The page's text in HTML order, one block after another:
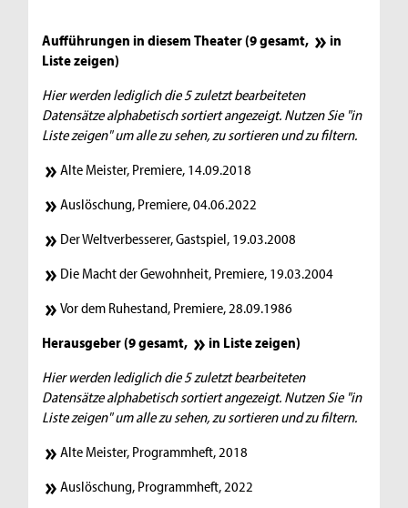
Aufführungen in diesem Theater (9 gesamt,
in
Liste zeigen)
Hier werden lediglich die 5 zuletzt bearbeiteten
Datensätze alphabetisch sortiert angezeigt. Nutzen Sie "in
Liste zeigen" um alle zu sehen, zu sortieren und zu filtern.
Alte Meister, Premiere, 14.09.2018
Auslöschung, Premiere, 04.06.2022
Der Weltverbesserer, Gastspiel, 19.03.2008
Die Macht der Gewohnheit, Premiere, 19.03.2004
Vor dem Ruhestand, Premiere, 28.09.1986
Herausgeber (9 gesamt,
in Liste zeigen)
Hier werden lediglich die 5 zuletzt bearbeiteten
Datensätze alphabetisch sortiert angezeigt. Nutzen Sie "in
Liste zeigen" um alle zu sehen, zu sortieren und zu filtern.
Alte Meister, Programmheft, 2018
Auslöschung, Programmheft, 2022